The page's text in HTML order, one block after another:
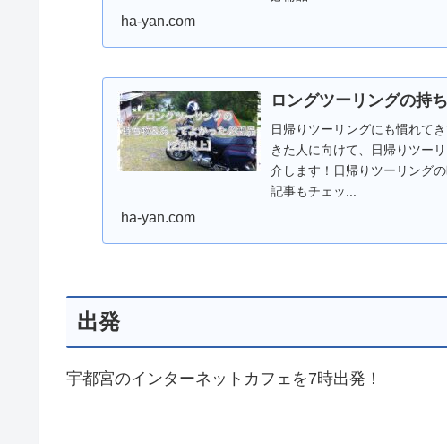
ha-yan.com
ロングツーリングの持
日帰りツーリングにも慣れて
きた人に向けて、日帰りツー
介します！日帰りツーリング
記事もチェッ...
ha-yan.com
出発
宇都宮のインターネットカフェを7時出発！